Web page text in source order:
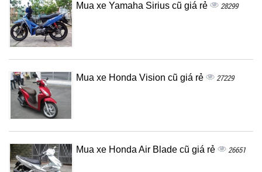
Mua xe Yamaha Sirius cũ giá rẻ 28299
Mua xe Honda Vision cũ giá rẻ 27229
Mua xe Honda Air Blade cũ giá rẻ 26651